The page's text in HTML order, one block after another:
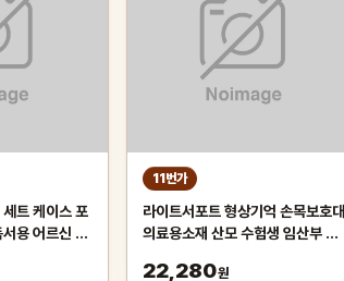
트 케이스 포
용 어르신 노
11번가
라이트서포트 형상기억 손목보호대
의료용소재 산모 수험생 임산부 육
22,280원